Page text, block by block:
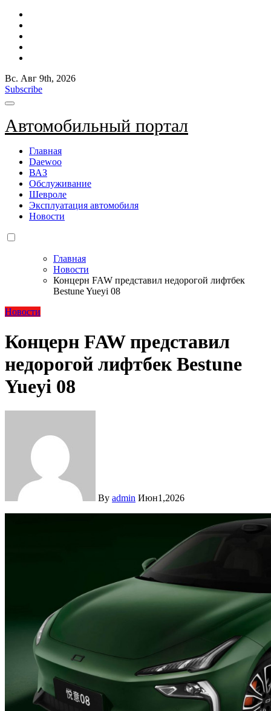
Вс. Авг 9th, 2026
Subscribe
Автомобильный портал
Главная
Daewoo
ВАЗ
Обслуживание
Шевроле
Эксплуатация автомобиля
Новости
Главная
Новости
Концерн FAW представил недорогой лифтбек
Bestune Yueyi 08
Новости
Концерн FAW представил
недорогой лифтбек Bestune
Yueyi 08
By admin Июн1,2026